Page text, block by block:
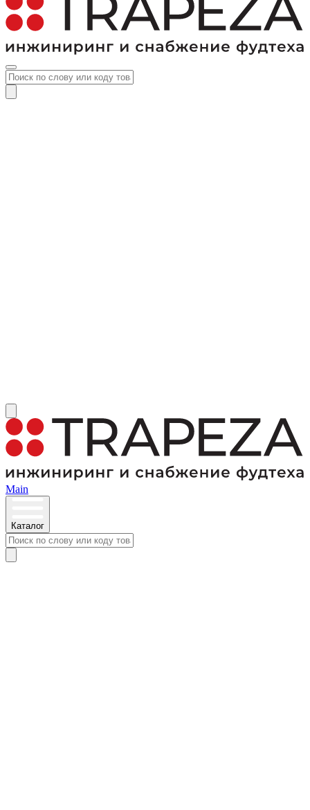
Main
Каталог